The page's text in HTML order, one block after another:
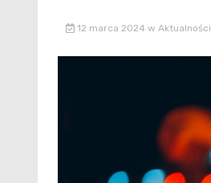
12 marca 2024 w Aktualności